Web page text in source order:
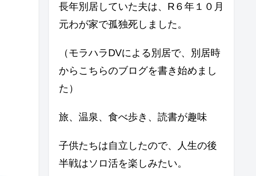
長年別居していた夫は、R６年１０月
元わが家で孤独死しました。
（モラハラDVによる別居で、別居時
からこちらのブログを書き始めまし
た）
旅、温泉、食べ歩き、読書が趣味
子供たちは自立したので、人生の後
半戦はソロ活を楽しみたい。